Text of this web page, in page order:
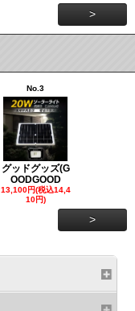
>
No.3
グッドグッズ(G
OODGOOD
13,100円(税込14,4
10円)
>